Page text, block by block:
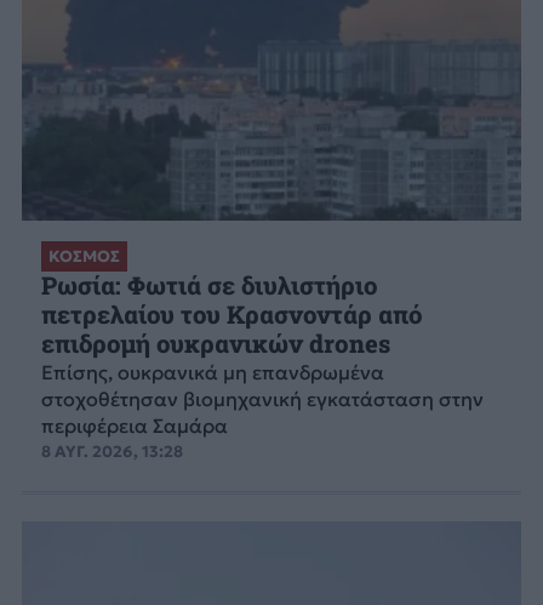
ΚΟΣΜΟΣ
Ρωσία: Φωτιά σε διυλιστήριο
πετρελαίου του Κρασνοντάρ από
επιδρομή ουκρανικών drones
Επίσης, ουκρανικά μη επανδρωμένα
στοχοθέτησαν βιομηχανική εγκατάσταση στην
περιφέρεια Σαμάρα
8 ΑΥΓ. 2026, 13:28